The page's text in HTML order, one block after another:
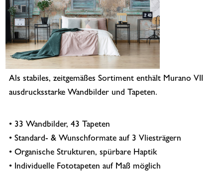
Als stabiles, zeitgemäßes Sortiment enthält Murano VII
ausdrucksstarke Wandbilder und Tapeten.
• 33 Wandbilder, 43 Tapeten
• Standard- & Wunschformate auf 3 Vliesträgern
• Organische Strukturen, spürbare Haptik
• Individuelle Fototapeten auf Maß möglich